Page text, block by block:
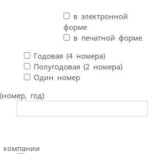
в электронной
форме
в печатной форме
Годовая (4 номера)
Полугодовая (2 номера)
Один номер
год)
компании